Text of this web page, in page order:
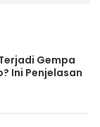
Gempa
Ini Penjelasan